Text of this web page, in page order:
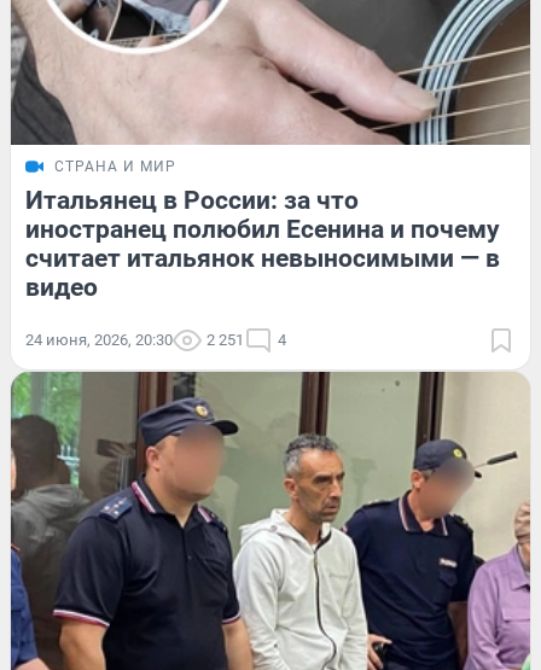
СТРАНА И МИР
Итальянец в России: за что
иностранец полюбил Есенина и почему
считает итальянок невыносимыми — в
видео
24 июня, 2026, 20:30 2 251 4